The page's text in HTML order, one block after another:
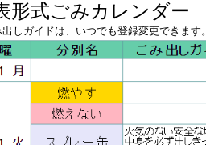
形式ごみカレンダー
しガイドは、いつでも登録変更できます。